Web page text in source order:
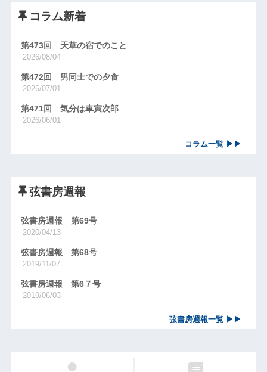
コラム新着
第473回 天草の宿でのこと
2026/08/04
第472回 男同士での夕食
2026/07/01
第471回 気分は車寅次郎
2026/06/01
コラム一覧 ▶▶
弦書房週報
弦書房週報 第69号
2020/04/13
弦書房週報 第68号
2019/11/07
弦書房週報 第6７号
2019/06/03
弦書房週報一覧 ▶▶